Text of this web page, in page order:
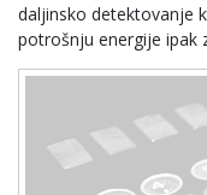
daljinsko detektovanje
potrošnju energije ipak